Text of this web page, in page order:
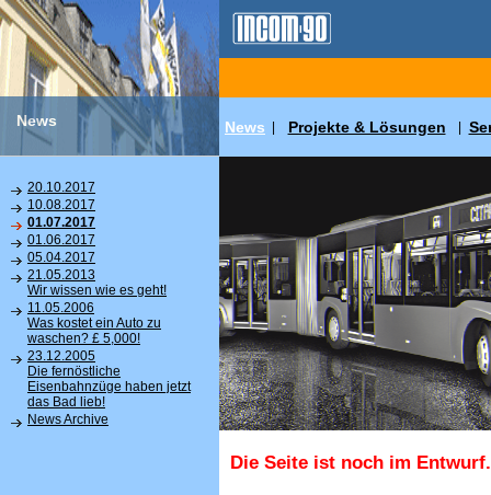
News News Projekte & Lösungen
20.10.2017
10.08.2017
01.07.2017
01.06.2017
05.04.2017
21.05.2013
Wir wissen wie es geht!
11.05.2006
Was kostet ein Auto zu
waschen? £ 5,000!
23.12.2005
Die fernöstliche
Eisenbahnzüge haben jetzt
das Bad lieb!
News Archive
Die Seite ist noch im Entwurf.